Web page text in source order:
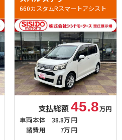
660カスタムRスマートアシスト
支払総額45.8万円
車両本体
38.8万円
諸費用
7万円